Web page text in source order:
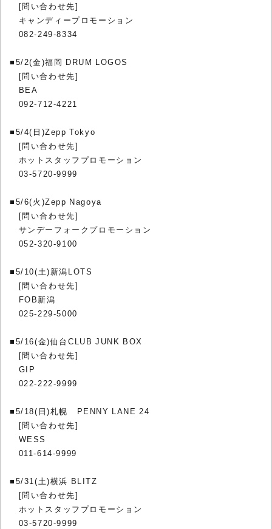
[問い合わせ先]
キャンディープロモーション
082-249-8334
■5/2(金)福岡 DRUM LOGOS
[問い合わせ先]
BEA
092-712-4221
■5/4(日)Zepp Tokyo
[問い合わせ先]
ホットスタッフプロモーション
03-5720-9999
■5/6(火)Zepp Nagoya
[問い合わせ先]
サンデーフォークプロモーション
052-320-9100
■5/10(土)新潟LOTS
[問い合わせ先]
FOB新潟
025-229-5000
■5/16(金)仙台CLUB JUNK BOX
[問い合わせ先]
GIP
022-222-9999
■5/18(日)札幌 PENNY LANE 24
[問い合わせ先]
WESS
011-614-9999
■5/31(土)横浜 BLITZ
[問い合わせ先]
ホットスタッフプロモーション
03-5720-9999